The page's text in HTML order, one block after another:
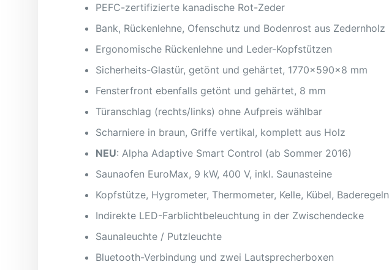
PEFC-zertifizierte kanadische Rot-Zeder
Bank, Rückenlehne, Ofenschutz und Bodenrost aus Zedernholz
Ergonomische Rückenlehne und Leder-Kopfstützen
Sicherheits-Glastür, getönt und gehärtet, 1770x590x8 mm
Fensterfront ebenfalls getönt und gehärtet, 8 mm
Türanschlag (rechts/links) ohne Aufpreis wählbar
Scharniere in braun, Griffe vertikal, komplett aus Holz
NEU: Alpha Adaptive Smart Control (ab Sommer 2016)
Saunaofen EuroMax, 9 kW, 400 V, inkl. Saunasteine
Kopfstütze, Hygrometer, Thermometer, Kelle, Kübel, Baderegeln
Indirekte LED-Farblichtbeleuchtung in der Zwischendecke
Saunaleuchte / Putzleuchte
Bluetooth-Verbindung und zwei Lautsprecherboxen